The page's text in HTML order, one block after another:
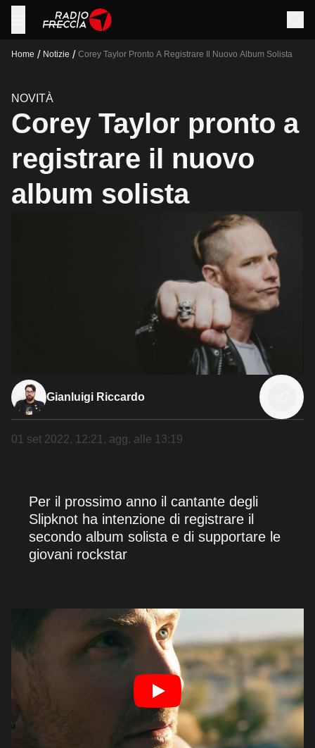
Home / Notizie / Corey Taylor Pronto A Registrare Il Nuovo Album Solista
NOVITÀ
Corey Taylor pronto a
registrare il nuovo
album solista
Gianluigi Riccardo
01 set 2022, 12:21 , agg. alle 13:19
Per il prossimo anno il cantante degli
Slipknot ha intenzione di registrare il
secondo album solista e di supportare le
giovani rockstar